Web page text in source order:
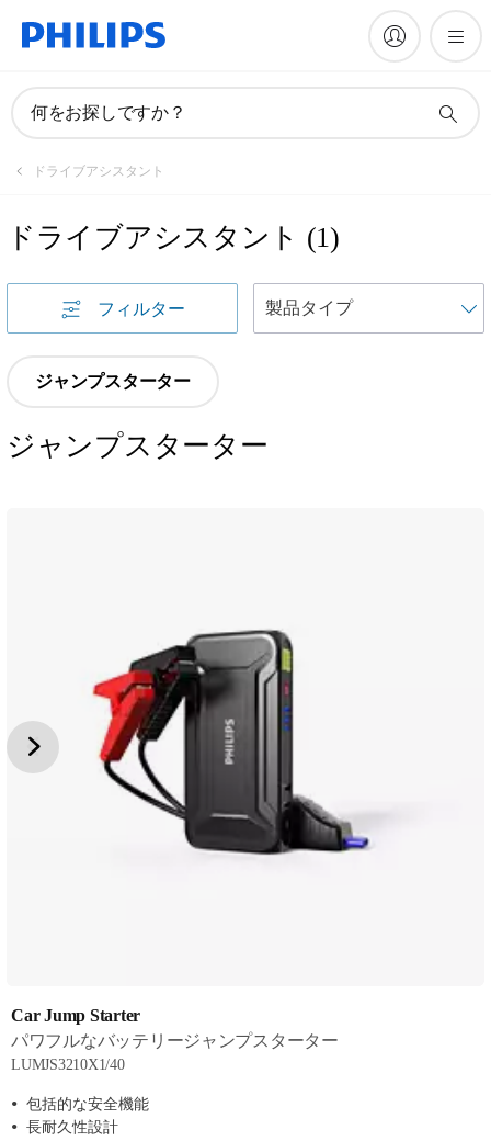
何をお探しですか？
ドライブアシスタント
ドライブアシスタント (1)
フィルター
ジャンプスターター
ジャンプスターター
Car Jump Starter
パワフルなバッテリージャンプスターター
LUMJS3210X1/40
包括的な安全機能
長耐久性設計